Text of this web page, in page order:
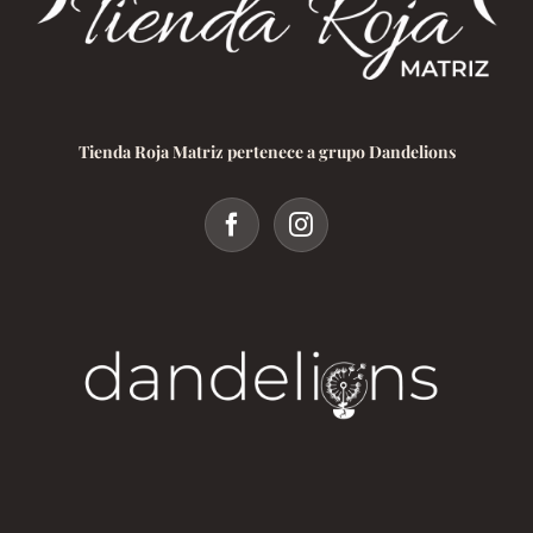
Tienda Roja Matriz pertenece a grupo Dandelions